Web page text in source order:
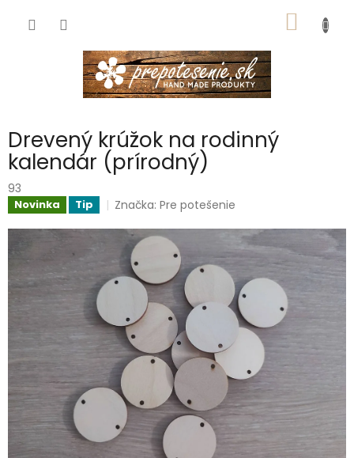
KOŠÍK
Drevený krúžok na rodinný
kalendár (prírodný)
93
Novinka Tip Značka:Pre potešenie